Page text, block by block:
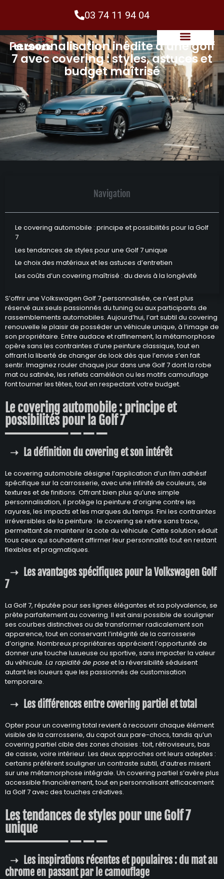
03 74 11 94 04
Personnalisation inédite d’une golf
7 avec covering : styles, astuces et
budget maîtrisé
Navigation
Le covering automobile : principe et possibilités pour la Golf
7
Les tendances de styles pour une Golf 7 unique
Le choix des matériaux et les astuces d’entretien
Les coûts d’un covering maîtrisé : du devis à la longévité
S’offrir une Volkswagen Golf 7 personnalisée, ce n’est plus
réservé aux seuls passionnés du tuning ou aux participants de
rassemblements automobiles. Aujourd’hui, l’art subtil du covering
renouvelle le plaisir de posséder un véhicule unique, à l’image de
son propriétaire. Entre audace et raffinement, la métamorphose
opère sans les contraintes d’une peinture classique, tout en
offrant la liberté de changer de look dès que l’envie s’en fait
sentir. Imaginez rouler chaque jour dans une Golf 7 dont la robe
mat ou satinée, les reflets caméléon ou les motifs camouflage
font tourner les têtes, tout en respectant votre budget.
Le covering automobile : principe et
possibilités pour la Golf 7
La définition du covering et son intérêt
Le covering automobile désigne l’application d’un film adhésif
spécifique sur la carrosserie, avec une infinité de couleurs, de
textures et de finitions. Offrant bien plus qu’une simple
personnalisation, il protège la peinture d’origine contre les
rayures, les impacts et les marques du temps. Fini les contraintes
irréversibles de la peinture : le covering se retire sans trace,
permettant de maintenir la cote du véhicule. Cette solution séduit
tous ceux qui souhaitent affirmer leur personnalité tout en restant
flexibles et pragmatiques.
Les avantages spécifiques pour la Volkswagen Golf
7
La Golf 7, réputée pour ses lignes élégantes et sa polyvalence, se
prête parfaitement au covering. Il est ainsi possible de souligner
ses courbes distinctives ou de transformer radicalement son
apparence, tout en conservant l’intégrité de la carrosserie
d’origine. Nombreux propriétaires apprécient l’opportunité de
donner une touche luxueuse ou sportive, sans impacter la valeur
du véhicule. La rapidité de poseet la réversibilité séduisent
autant les loueurs que les passionnés de customisation
temporaire.
Les différences entre covering partiel et total
Opter pour un covering total revient à recouvrir chaque élément
visible de la carrosserie, du capot aux pare-chocs, tandis qu’un
covering partiel cible des zones choisies : toit, rétroviseurs, bas
de caisse, voire intérieur. Les deux approches ont leurs adeptes :
certains préfèrent souligner un contraste subtil, d’autres misent
sur une métamorphose intégrale. Un covering partiel s’avère plus
accessible financièrement, tout en personnalisant efficacement
la Golf 7 avec des touches créatives.
Les tendances de styles pour une Golf 7
unique
Les inspirations récentes et populaires : du mat au
chrome en passant par le camouflage